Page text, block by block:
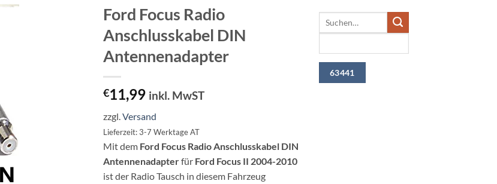
Ford Focus Radio
Anschlusskabel DIN
Antennenadapter
€11,99 inkl. MwST
zzgl. Versand
Lieferzeit: 3-7 Werktage AT
Mit dem Ford Focus Radio Anschlusskabel DIN
Antennenadapterfür Ford Focus II 2004-2010
ist der Radio Tausch in diesem Fahrzeug